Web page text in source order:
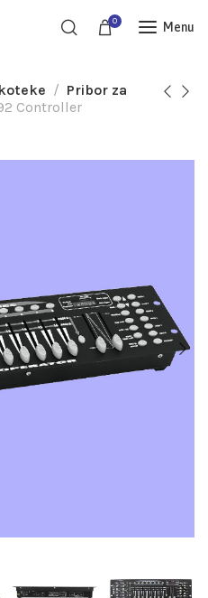
0 Menu
Pribor za
Controller